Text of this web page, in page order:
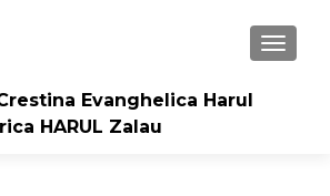
Evanghelica Harul
HARUL Zalau